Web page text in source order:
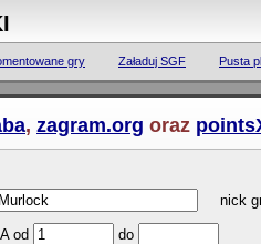
gry Załaduj SGF Pusta
, zagram.org oraz
nick
od do